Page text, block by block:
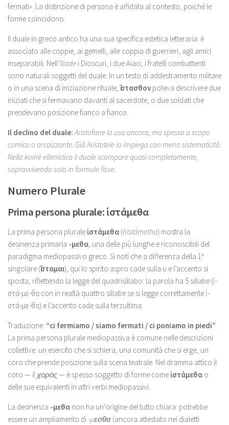
fermati». La distinzione di persona è affidata al contesto, poiché le
forme coincidono.
Il duale in greco antico ha una sua specifica estetica letteraria: è
associato alle coppie, ai gemelli, alle coppia di guerrieri, agli amici
inseparabili. Nell’Iliade i Dioscuri, i due Aiaci, i fratelli combattenti
sono naturali soggetti del duale. In un testo di addestramento militare
o in una scena di iniziazione rituale,ἵστασθον poteva descrivere due
iniziati che si fermavano davanti al sacerdote, o due soldati che
prendevano posizione fianco a fianco.
Il declino del duale:Aristofane lo usa ancora, ma spesso a scopo
comico o arcaizzante. Già Aristotele lo impiega con meno sistematicità.
Nella koinè ellenistica il duale scompare quasi completamente,
sopravvivendo solo in formule fisse.
Numero Plurale
Prima persona plurale: ἱστάμεθα
La prima persona pluraleἱστάμεθα (histámetha) mostra la
desinenza primaria -μεθα, una delle più lunghe e riconoscibili del
paradigma mediopassivo greco. Si noti che a differenza della 1ª
singolare (ἵσταμαι), qui lo spirito aspro cade sulla υ e l’accento si
sposta, riflettendo la legge del quadrisillabo: la parola ha 5 sillabe (ἱ-
στά-με-θα con in realtà quattro sillabe se si legge correttamente ἱ-
στά-με-θα) e l’accento cade sulla terzultima.
Traduzione: “ci fermiamo / siamo fermati / ci poniamo in piedi”.
La prima persona plurale mediopassiva è comune nelle descrizioni
collettive: un esercito che si schiera, una comunità che si erge, un
coro che prende posizione sulla scena teatrale. Nel dramma attico il
coro — il χορός— è spesso soggetto di forme comeἱστάμεθα o
delle sue equivalenti in altri verbi mediopassivi.
La desinenza -μεθα non ha un’origine del tutto chiara: potrebbe
essere un ampliamento di-μεσθα (ancora attestato nei dialetti